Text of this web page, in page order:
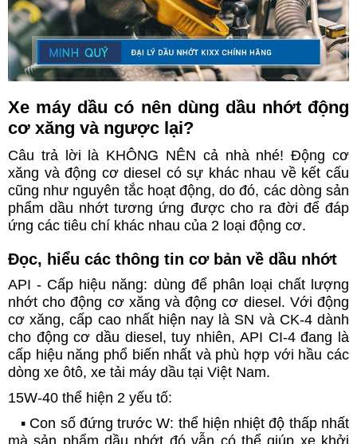
Xe máy dầu có nên dùng dầu nhớt động
cơ xăng và ngược lại?
Câu trả lời là KHÔNG NÊN cả nhà nhé! Động cơ
xăng và động cơ diesel có sự khác nhau về kết cấu
cũng như nguyên tắc hoạt động, do đó, các dòng sản
phẩm dầu nhớt tương ứng được cho ra đời để đáp
ứng các tiêu chí khác nhau của 2 loại động cơ.
Đọc, hiểu các thông tin cơ bản về dầu nhớt
API - Cấp hiệu năng: dùng để phân loại chất lượng
nhớt cho động cơ xăng và động cơ diesel. Với động
cơ xăng, cấp cao nhất hiện nay là SN và CK-4 dành
cho động cơ dầu diesel, tuy nhiên, API CI-4 đang là
cấp hiệu năng phổ biến nhất và phù hợp với hầu các
dòng xe ôtô, xe tải máy dầu tại Việt Nam.
15W-40 thể hiện 2 yếu tố:
▪️ Con số đứng trước W: thể hiện nhiệt độ thấp nhất
mà sản phẩm dầu nhớt đó vẫn có thể giúp xe khởi